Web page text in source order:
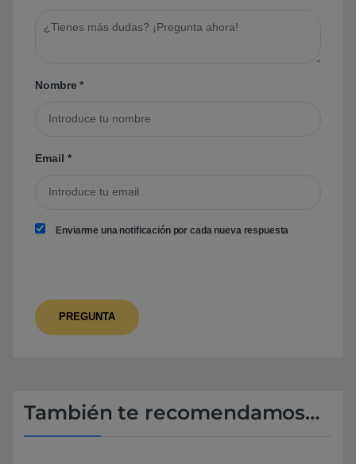
Nombre*
Email *
Enviarme una notificación por cada nueva respuesta
También te recomendamos…